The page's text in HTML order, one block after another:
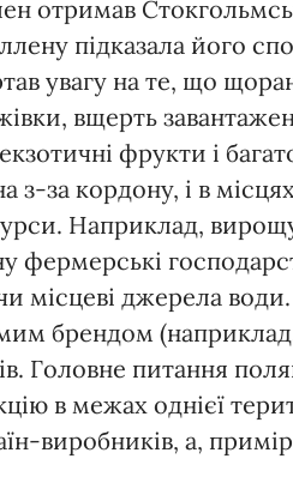
отримав
підказала його
увагу на те, що
вщерть
екзотичні фрукти і
з-за кордону, і в
Наприклад,
фермерські
місцеві джерела
брендом
Головне питання
в межах однієї
виробників, а,